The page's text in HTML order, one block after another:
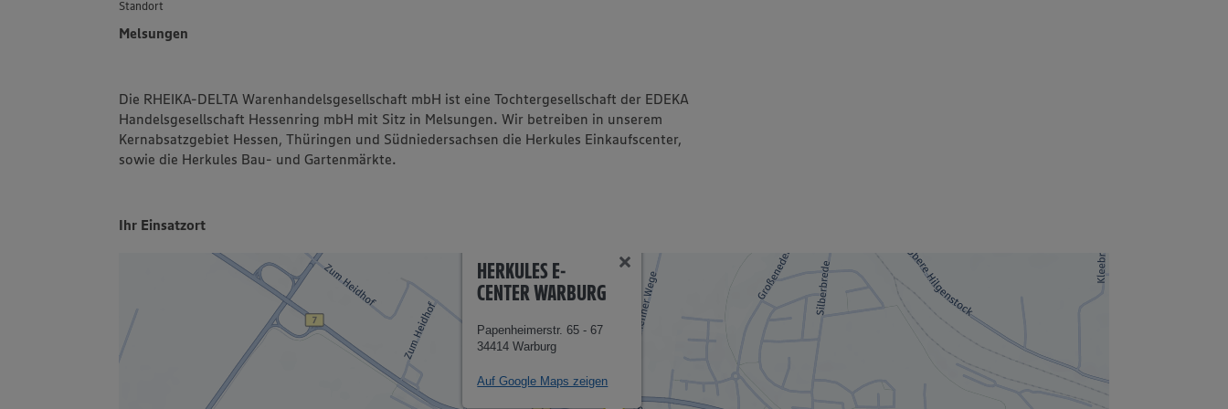
Standort
Melsungen
Die RHEIKA-DELTA Warenhandelsgesellschaft mbH ist eine Tochtergesellschaft der EDEKA
Handelsgesellschaft Hessenring mbH mit Sitz in Melsungen. Wir betreiben in unserem
Kernabsatzgebiet Hessen, Thüringen und Südniedersachsen die Herkules Einkaufscenter,
sowie die Herkules Bau- und Gartenmärkte.
Ihr Einsatzort
HERKULES E-
CENTER WARBURG
Papenheimerstr. 65 - 67
34414 Warburg
Auf Google Maps zeigen